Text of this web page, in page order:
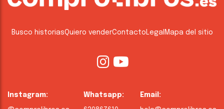
Busco historiasQuiero venderContacto Legal Mapa del sitio
Instagram: Whatsapp: Email: